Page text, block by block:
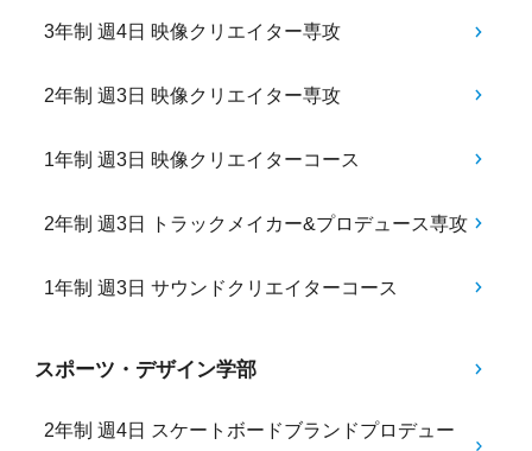
3年制 週4日 映像クリエイター専攻
2年制 週3日 映像クリエイター専攻
1年制 週3日 映像クリエイターコース
2年制 週3日 トラックメイカー&プロデュース専攻
1年制 週3日 サウンドクリエイターコース
スポーツ・デザイン学部
2年制 週4日 スケートボードブランドプロデュー